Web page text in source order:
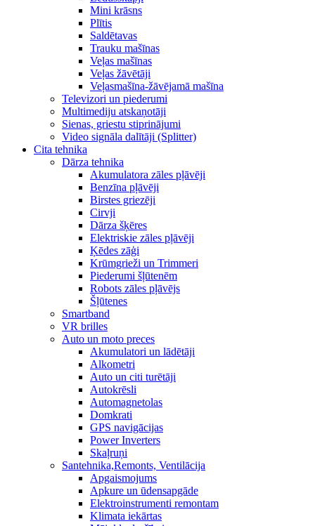
Mini krāsns
Plītis
Saldētavas
Trauku mašīnas
Veļas mašīnas
Veļas žāvētāji
Veļasmašīna-žāvējamā mašīna
Televizori un piederumi
Multimediju atskaņotāji
Sienas, griestu stiprinājumi
Video signāla dalītāji (Splitter)
Cita tehnika
Dārza tehnika
Akumulatora zāles pļāvēji
Benzīna pļāvēji
Birstes griezēji
Cirvji
Dārza šķēres
Elektriskie zāles pļāvēji
Ķēdes zāģi
Krūmgrieži un Trimmeri
Piederumi šļūtenēm
Robots zāles pļāvējs
Šļūtenes
Smartband
VR brilles
Auto un moto preces
Akumulatori un lādētāji
Alkometri
Auto un citi turētāji
Autokrēsli
Automagnetolas
Domkrati
GPS navigācijas
Power Inverters
Skaļruņi
Santehnika,Remonts, Ventilācija
Apgaismojums
Apkure un ūdensapgāde
Elektroinstrumenti remontam
Klimata iekārtas